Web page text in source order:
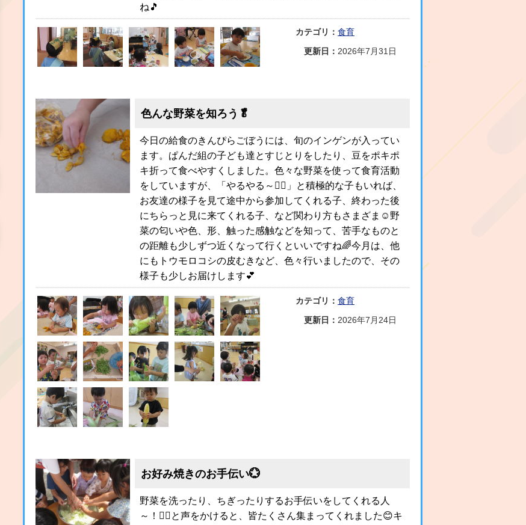
ね🎵
カテゴリ： 食育
更新日： 2026年7月31日
色んな野菜を知ろう🥬
今日の給食のきんぴらごぼうには、旬のインゲンが入ってい
ます。ぱんだ組の子ども達とすじとりをしたり、豆をポキポ
キ折って食べやすくしました。色々な野菜を使って食育活動
をしていますが、「やるやる～✋🏻」と積極的な子もいれば、
お友達の様子を見て途中から参加してくれる子、終わった後
にちらっと見に来てくれる子、など関わり方もさまざま☺️野
菜の匂いや色、形、触った感触などを知って、苦手なものと
の距離も少しずつ近くなって行くといいですね🌈今月は、他
にもトウモロコシの皮むきなど、色々行いましたので、その
様子も少しお届けします💕
カテゴリ： 食育
更新日： 2026年7月24日
お好み焼きのお手伝い💮
野菜を洗ったり、ちぎったりするお手伝いをしてくれる人
～！✋🏻と声をかけると、皆たくさん集まってくれました😊キ